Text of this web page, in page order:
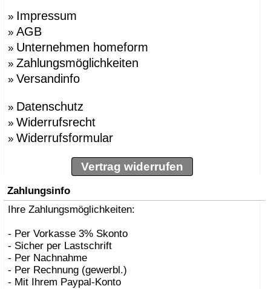
» Impressum
» AGB
» Unternehmen homeform
» Zahlungsmöglichkeiten
» Versandinfo
» Datenschutz
» Widerrufsrecht
» Widerrufsformular
Vertrag widerrufen
Zahlungsinfo
Ihre Zahlungsmöglichkeiten:
- Per Vorkasse 3% Skonto
- Sicher per Lastschrift
- Per Nachnahme
- Per Rechnung (gewerbl.)
- Mit Ihrem Paypal-Konto